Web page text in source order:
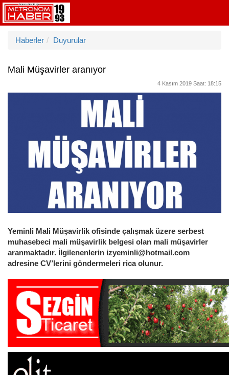
Haberler Duyurular
Mali Müşavirler aranıyor
4 Kasım 2019 Saat: 18:15
Yeminli Mali Müşavirlik ofisinde çalışmak üzere serbest
muhasebeci mali müşavirlik belgesi olan mali müşavirler
aranmaktadır. İlgilenenlerin izyeminli@hotmail.com
adresine CV’lerini göndermeleri rica olunur.